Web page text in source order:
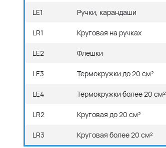
LE1 Ручки, карандаши
LR1 Круговая на ручках
LE2 Флешки
LE3 Термокружки до 20 см²
LE4 Термокружки более 20 см²
LR2 Круговая до 20 см²
LR3 Круговая более 20 см²